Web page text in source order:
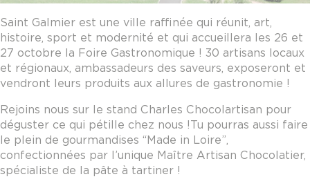
Saint Galmier est une ville raffinée qui réunit, art,
histoire, sport et modernité et qui accueillera les 26 et
27 octobre la Foire Gastronomique ! 30 artisans locaux
et régionaux, ambassadeurs des saveurs, exposeront et
vendront leurs produits aux allures de gastronomie !
Rejoins nous sur le stand Charles Chocolartisan pour
déguster ce qui pétille chez nous !Tu pourras aussi faire
le plein de gourmandises “Made in Loire”,
confectionnées par l’unique Maître Artisan Chocolatier,
spécialiste de la pâte à tartiner !